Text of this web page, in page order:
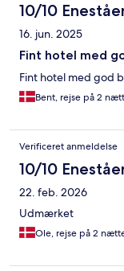
10/10
16. jun. 2025
Fint hotel med
Fint hotel med god
Bent, rejse på 2
Verificeret anmeldelse
10/10
22. feb. 2026
Udmærket
Ole, rejse på 2